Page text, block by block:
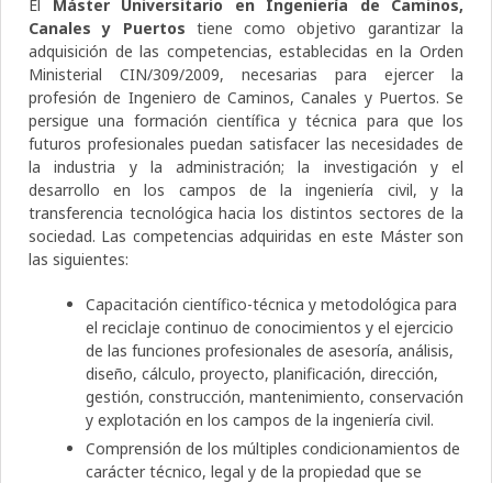
El Máster Universitario en Ingeniería de Caminos,
Canales y Puertos tiene como objetivo garantizar la
adquisición de las competencias, establecidas en la Orden
Ministerial CIN/309/2009, necesarias para ejercer la
profesión de Ingeniero de Caminos, Canales y Puertos. Se
persigue una formación científica y técnica para que los
futuros profesionales puedan satisfacer las necesidades de
la industria y la administración; la investigación y el
desarrollo en los campos de la ingeniería civil, y la
transferencia tecnológica hacia los distintos sectores de la
sociedad. Las competencias adquiridas en este Máster son
las siguientes:
Capacitación científico-técnica y metodológica para
el reciclaje continuo de conocimientos y el ejercicio
de las funciones profesionales de asesoría, análisis,
diseño, cálculo, proyecto, planificación, dirección,
gestión, construcción, mantenimiento, conservación
y explotación en los campos de la ingeniería civil.
Comprensión de los múltiples condicionamientos de
carácter técnico, legal y de la propiedad que se